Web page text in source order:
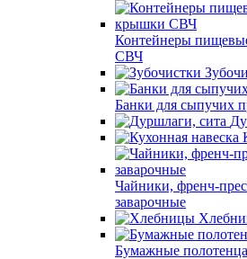
Контейнеры
СВЧ
Банки для сыпучих
Чайники, френч-
заварочные
Бумажные